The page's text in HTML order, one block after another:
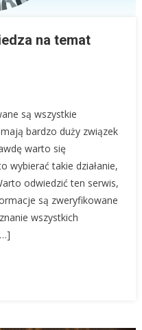
na temat
są wszystkie
bardzo duży związek
warto się
wybierać takie działanie,
odwiedzić ten serwis,
są zweryfikowane
wszystkich